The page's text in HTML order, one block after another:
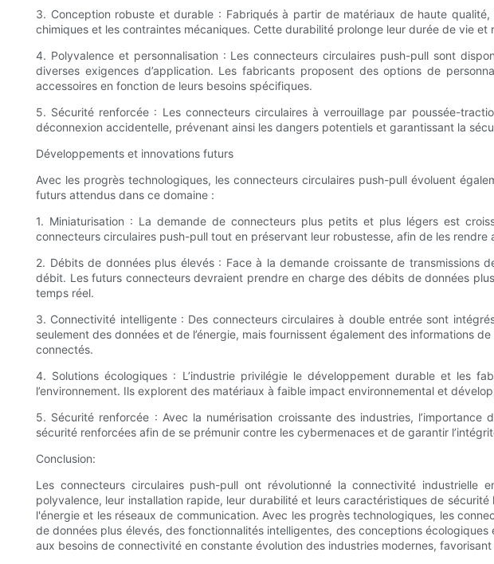
3. Conception robuste et durable : Fabriqués à partir de matériaux de haute
chimiques et les contraintes mécaniques. Cette durabilité prolonge leur durée de vie
4. Polyvalence et personnalisation : Les connecteurs circulaires push-pull sont
diverses exigences d’application. Les fabricants proposent des options de
accessoires en fonction de leurs besoins spécifiques.
5. Sécurité renforcée : Les connecteurs circulaires à verrouillage par poussée-
déconnexion accidentelle, prévenant ainsi les dangers potentiels et garantissant la
Développements et innovations futurs
Avec les progrès technologiques, les connecteurs circulaires push-pull évoluent
futurs attendus dans ce domaine :
1. Miniaturisation : La demande de connecteurs plus petits et plus légers est
connecteurs circulaires push-pull tout en préservant leur robustesse, afin de les
2. Débits de données plus élevés : Face à la demande croissante de transmissions
débit. Les futurs connecteurs devraient prendre en charge des débits de données
temps réel.
3. Connectivité intelligente : Des connecteurs circulaires à double entrée sont
seulement des données et de l’énergie, mais fournissent également des informations
connectés.
4. Solutions écologiques : L’industrie privilégie le développement durable et les
l’environnement. Ils explorent des matériaux à faible impact environnemental et
5. Sécurité renforcée : Avec la numérisation croissante des industries,
sécurité renforcées afin de se prémunir contre les cybermenaces et de garantir
Conclusion:
Les connecteurs circulaires push-pull ont révolutionné la connectivité
polyvalence, leur installation rapide, leur durabilité et leurs caractéristiques de
l'énergie et les réseaux de communication. Avec les progrès technologiques, les
de données plus élevés, des fonctionnalités intelligentes, des conceptions
aux besoins de connectivité en constante évolution des industries modernes,